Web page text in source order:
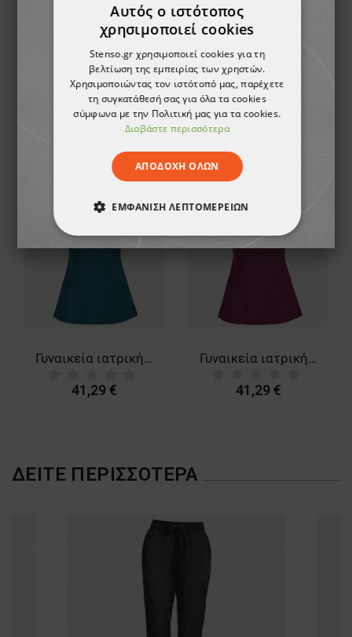
Γυναικεία ιατρική μπλούζα CHEROKEE WRAP PETROL CKE2625A
Γυναικεία ιατρική μπλούζα CHEROKEE ROUD PETROL CKE2624A
41,29 €
Γυναικεία ιατρική μπλούζα CHEROKEE ROUD BORDEAUX CKE2624A
41,29 €
ΔΕΊΤΕ ΠΕΡΙΣΣΌΤΕΡΑ
Αυτός ο ιστότοπος
χρησιμοποιεί cookies
Stenso.gr χρησιμοποιεί cookies για τη
βελτίωση της εμπειρίας των χρηστών.
Χρησιμοποιώντας τον ιστότοπό μας, παρέχετε
τη συγκατάθεσή σας για όλα τα cookies
σύμφωνα με την Πολιτική μας για τα cookies.
Διαβάστε περισσότερα
ΑΠΟΔΟΧΉ ΌΛΩΝ
ΕΜΦΆΝΙΣΗ ΛΕΠΤΟΜΕΡΕΙΏΝ
ΑΠΟΛΎΤΩΣ ΑΠΑΡΑΊΤΗΤΑ
ΑΠΌΔΟΣΗΣ ΣΤΌΧΕΥΣΗΣ
ΛΕΙΤΟΥΡΓΙΚΌΤΗΤΑΣ
ΜΗ ΤΑΞΙΝΟΜΗΜΈΝΑ